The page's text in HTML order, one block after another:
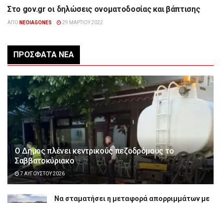
ΕΠΙΚΑΙΡΌΤΗΤΑ
Στο gov.gr οι δηλώσεις ονοματοδοσίας και βάπτισης
ΑΠΌ NEOIAGONES 29 ΜΑΡΤΊΟΥ 2022
ΠΡΌΣΦΑΤΑ ΝΈΑ
Ο Δήμος πλένει κεντρικούς πεζοδρόμους το
Σαββατοκύριακο
7 ΑΥΓΟΎΣΤΟΥ 2026
Να σταματήσει η μεταφορά απορριμμάτων με